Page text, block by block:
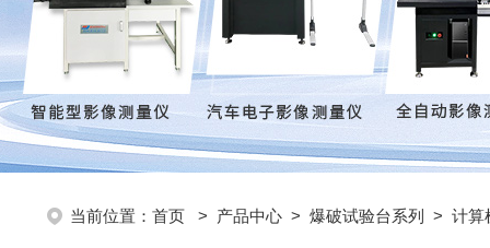
当前位置： 首页 > 产品中心 > 爆破试验台系列 > 计算